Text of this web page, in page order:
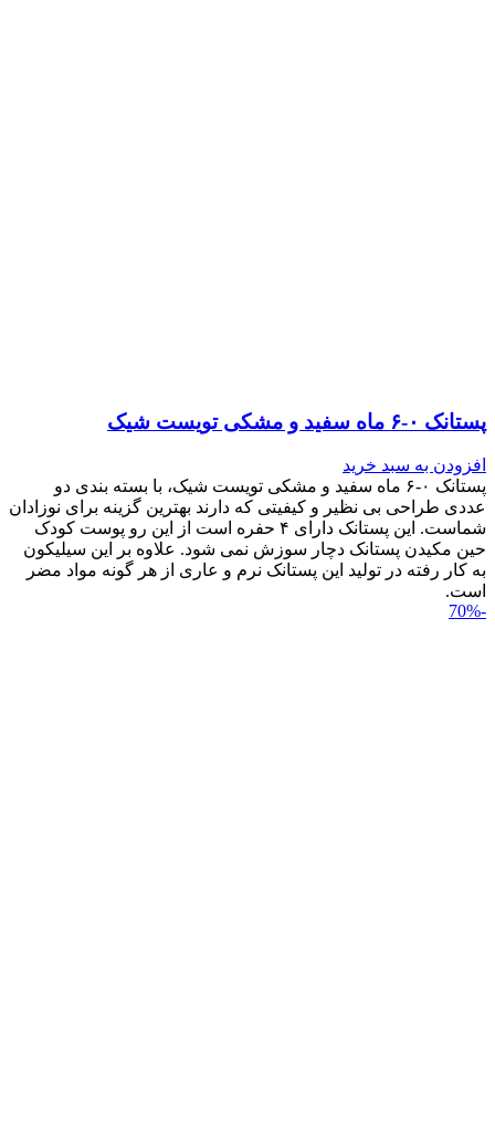
پستانک ۰-۶ ماه سفید و مشکی تویست شیک
افزودن به سبد خرید
پستانک ۰-۶ ماه سفید و مشکی تویست شیک، با بسته بندی دو
عددی طراحی بی نظیر و کیفیتی که دارند بهترین گزینه برای نوزادان
شماست. این پستانک دارای ۴ حفره است از این رو پوست کودک
حین مکیدن پستانک دچار سوزش نمی شود. علاوه بر این سیلیکون
به کار رفته در تولید این پستانک نرم و عاری از هر گونه مواد مضر
است.
-70%